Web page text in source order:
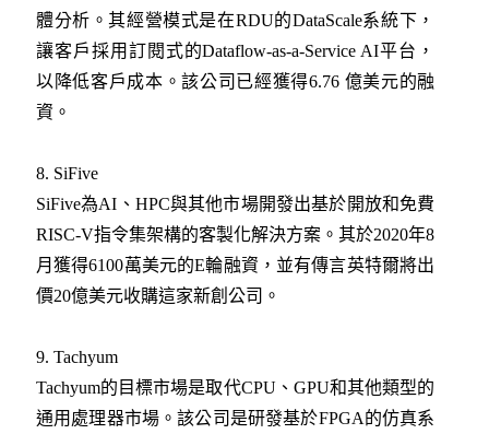
體分析。其經營模式是在RDU的DataScale系統下，
讓客戶採用訂閱式的Dataflow-as-a-Service AI平台，
以降低客戶成本。該公司已經獲得6.76 億美元的融
資。
8. SiFive
SiFive為AI、HPC與其他市場開發出基於開放和免費
RISC-V指令集架構的客製化解決方案。其於2020年8
月獲得6100萬美元的E輪融資，並有傳言英特爾將出
價20億美元收購這家新創公司。
9. Tachyum
Tachyum的目標市場是取代CPU、GPU和其他類型的
通用處理器市場。該公司是研發基於FPGA的仿真系